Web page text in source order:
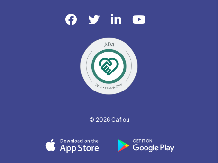
© 2026 Caflou